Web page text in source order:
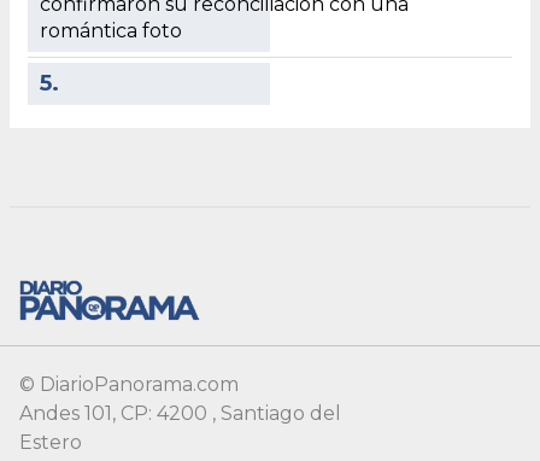
© DiarioPanorama.com
Andes 101, CP: 4200 , Santiago del
Estero